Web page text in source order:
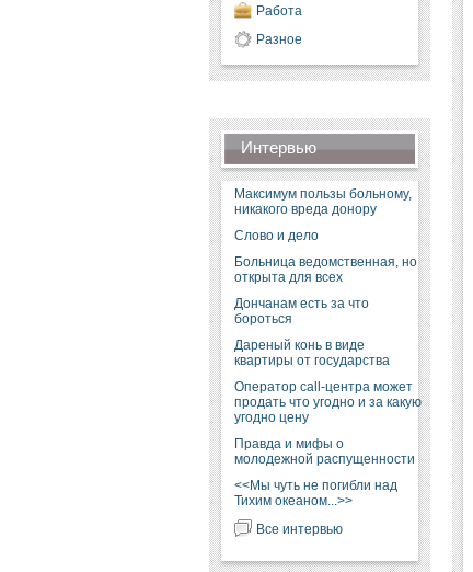
Работа
Разное
Интервью
Максимум пользы больному,
никакого вреда донору
Слово и дело
Больница ведомственная, но
открыта для всех
Дончанам есть за что
бороться
Дареный конь в виде
квартиры от государства
Оператор call-центра может
продать что угодно и за какую
угодно цену
Правда и мифы о
молодежной распущенности
<<Мы чуть не погибли над
Тихим океаном...>>
Все интервью